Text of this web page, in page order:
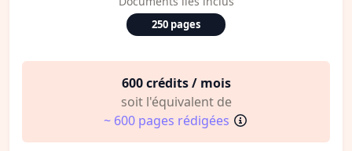
250 pages
600 crédits / mois
soit l'équivalent de
~ 600 pages rédigées